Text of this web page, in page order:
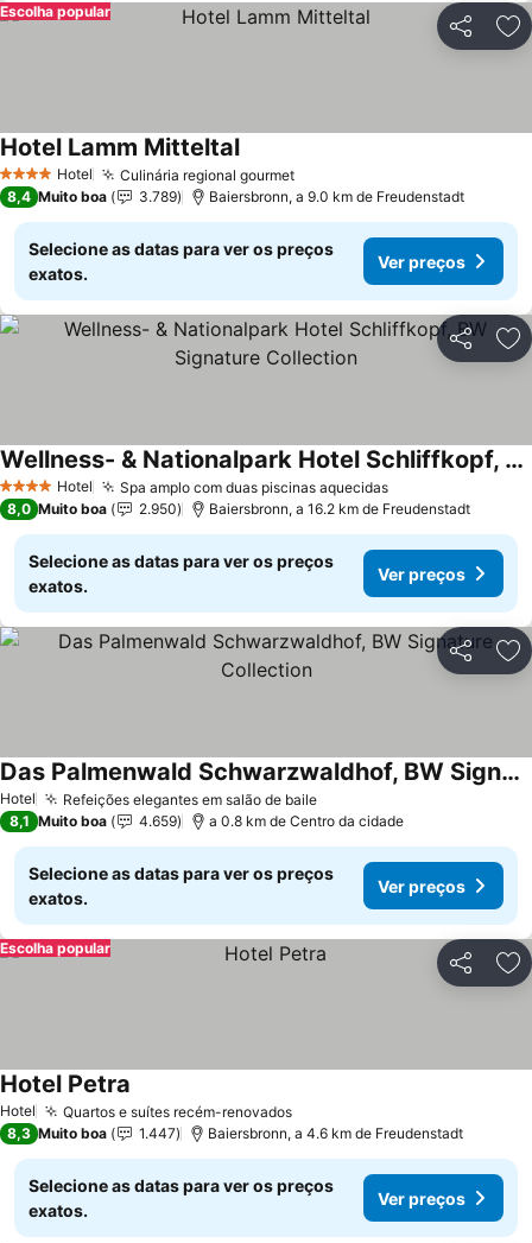
Partilhar
Escolha popular
4 EstrelasHotel Culinária regional gourmet
Hotel Lamm Mitteltal
8,4 Muito boa 3.789 Baiersbronn, a 9.0 km de Freudenstadt
Selecione as datas para ver os preços
exatos.
Ver preços
Partilhar
4 EstrelasHotel Spa amplo com duas piscinas aquecidas
Wellness- & Nationalpark Hotel Schliffkopf, BW Signature Collection
8,0 Muito boa 2.950 Baiersbronn, a 16.2 km de Freudenstadt
Selecione as datas para ver os preços
exatos.
Ver preços
Partilhar
Hotel Refeições elegantes em salão de baile
Das Palmenwald Schwarzwaldhof, BW Signature Collection
8,1 Muito boa 4.659 a 0.8 km de Centro da cidade
Selecione as datas para ver os preços
exatos.
Ver preços
Partilhar
Escolha popular
Hotel Quartos e suítes recém-renovados
Hotel Petra
8,3 Muito boa 1.447 Baiersbronn, a 4.6 km de Freudenstadt
Selecione as datas para ver os preços
exatos.
Ver preços